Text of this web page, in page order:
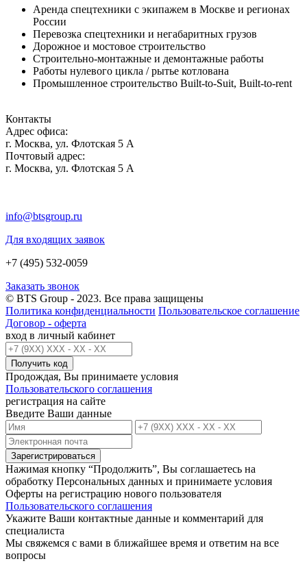
Аренда спецтехники с экипажем в Москве и регионах
России
Перевозка спецтехники и негабаритных грузов
Дорожное и мостовое строительство
Строительно-монтажные и демонтажные работы
Работы нулевого цикла / рытье котлована
Промышленное строительство Built-to-Suit, Built-to-rent
Контакты
Адрес офиса:
г. Москва, ул. Флотская 5 А
Почтовый адрес:
г. Москва, ул. Флотская 5 А
info@btsgroup.ru
Для входящих заявок
+7 (495) 532-0059
Заказать звонок
© BTS Group - 2023. Все права защищены
Политика конфиденциальности Пользовательское соглашение
Договор - оферта
вход в личный кабинет
Получить код
Продождая, Вы принимаете условия
Пользовательского соглашения
регистрация на сайте
Введите Ваши данные
Зарегистрироваться
Нажимая кнопку “Продолжить”, Вы соглашаетесь на
обработку Персональных данных и принимаете условия
Оферты на регистрацию нового пользователя
Пользовательского соглашения
Укажите Ваши контактные данные и комментарий для
специалиста
Мы свяжемся с вами в ближайшее время и ответим на все
вопросы